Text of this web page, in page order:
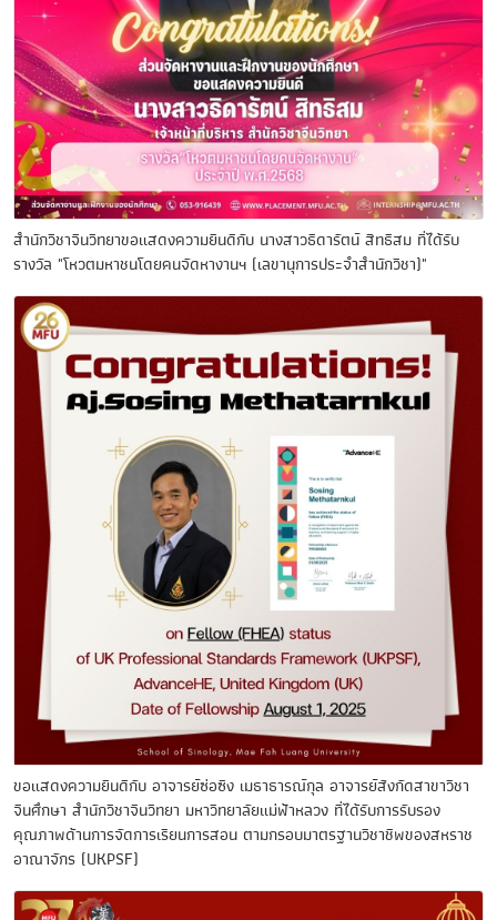
สำนักวิชาจีนวิทยาขอแสดงความยินดีกับ นางสาวธิดารัตน์ สิทธิสม ที่ได้รับ
รางวัล "โหวตมหาชนโดยคนจัดหางานฯ (เลขานุการประจำสำนักวิชา)"
ขอแสดงความยินดีกับ อาจารย์ซ่อซิง เมธาธารณ์กุล อาจารย์สังกัดสาขาวิชา
จีนศึกษา สำนักวิชาจีนวิทยา มหาวิทยาลัยแม่ฟ้าหลวง ที่ได้รับการรับรอง
คุณภาพด้านการจัดการเรียนการสอน ตามกรอบมาตรฐานวิชาชีพของสหราช
อาณาจักร (UKPSF)